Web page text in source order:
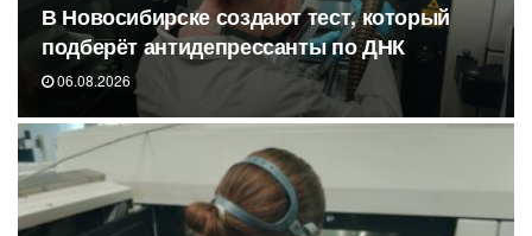
В Новосибирске создают тест, который
подберёт антидепрессанты по ДНК
06.08.2026